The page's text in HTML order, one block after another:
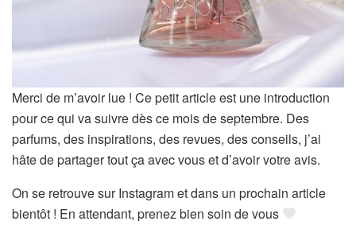
Merci de m’avoir lue ! Ce petit article est une introduction
pour ce qui va suivre dès ce mois de septembre. Des
parfums, des inspirations, des revues, des conseils, j’ai
hâte de partager tout ça avec vous et d’avoir votre avis.
On se retrouve sur Instagram et dans un prochain article
bientôt ! En attendant, prenez bien soin de vous